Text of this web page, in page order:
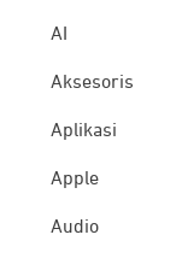
AI
Aksesoris
Aplikasi
Apple
Audio